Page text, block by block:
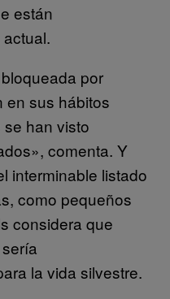
están
por
en sus hábitos
han visto
comenta. Y
interminable listado
como pequeños
considera que
la vida silvestre.